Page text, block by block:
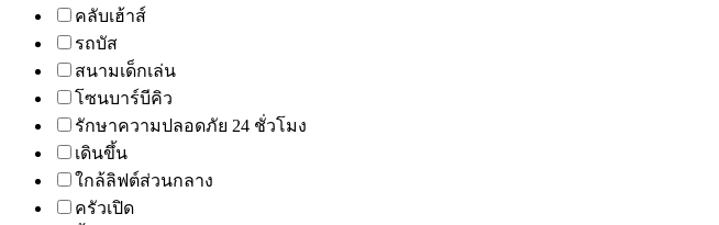
คลับเฮ้าส์
รถบัส
สนามเด็กเล่น
โซนบาร์บีคิว
รักษาความปลอดภัย 24 ชั่วโมง
เดินขึ้น
ใกล้ลิฟต์ส่วนกลาง
ครัวเปิด